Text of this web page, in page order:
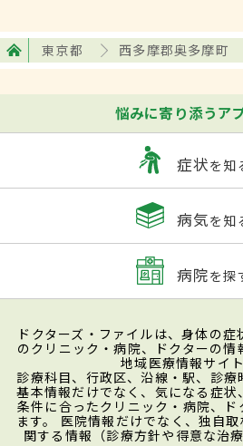
東京都 西多摩郡奥多摩町
悩みに寄り添うア
症状を知
病気を知
病院を探
ドクターズ・ファイルは、身体の
のクリニック・病院、ドクターの情
地域医療情報サイト
診療科目、行政区、沿線・駅、診療
基本情報だけでなく、気になる症状
条件に合ったクリニック・病院、ド
ます。 医院情報だけでなく、独自
関する情報（診療方針や得意な治